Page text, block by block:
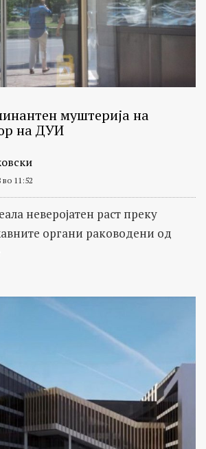
муштерија на
на ДУИ
во 11:52
неверојатен раст преку
органи раководени од